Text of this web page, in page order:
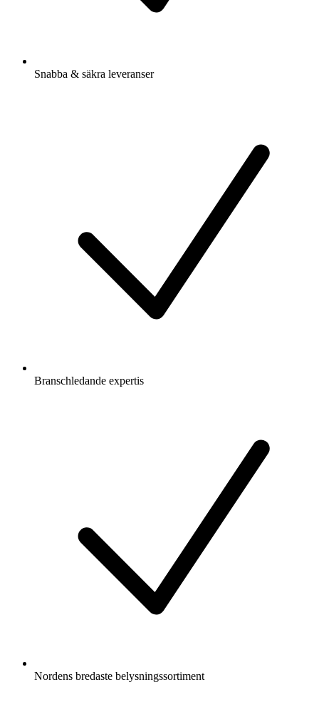
Snabba & säkra leveranser
Branschledande expertis
Nordens bredaste belysningssortiment